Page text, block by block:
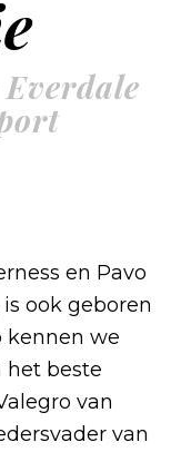
Everdale
en Pavo
ook geboren
kennen we
het beste
van
van